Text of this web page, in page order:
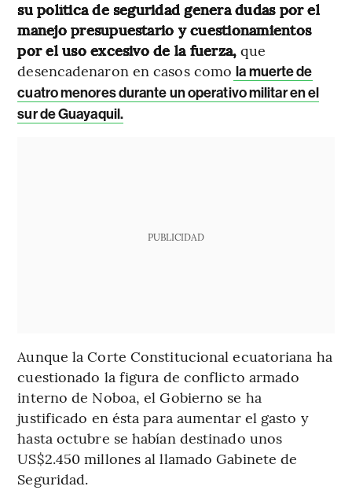
su política de seguridad genera dudas por el
manejo presupuestario y cuestionamientos
por el uso excesivo de la fuerza, que
desencadenaron en casos como la muerte de
cuatro menores durante un operativo militar en el
sur de Guayaquil.
PUBLICIDAD
Aunque la Corte Constitucional ecuatoriana ha
cuestionado la figura de conflicto armado
interno de Noboa, el Gobierno se ha
justificado en ésta para aumentar el gasto y
hasta octubre se habían destinado unos
US$2.450 millones al llamado Gabinete de
Seguridad.